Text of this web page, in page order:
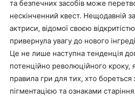
та безпечних засобів може
нескінченний квест. Нещодавній
актриси, відомої своєю
привернула увагу до нового
Це не лише наступна тенденція
потенційно революційного кроку,
правила гри для тих, хто
пігментацією та ознаками старіння.